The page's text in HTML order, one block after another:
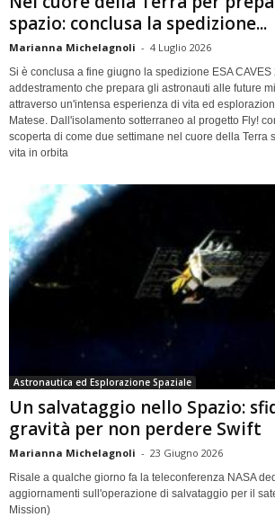
spazio: conclusa la spedizione...
Marianna Michelagnoli - 4 Luglio 2026
Si è conclusa a fine giugno la spedizione ESA
addestramento che prepara gli astronauti alle future
attraverso un'intensa esperienza di vita ed
Matese. Dall'isolamento sotterraneo al progetto Fly!
scoperta di come due settimane nel cuore della Terra
vita in orbita
Astronautica ed Esplorazione Spaziale
Un salvataggio nello Spazio:
gravità per non perdere Swift
Marianna Michelagnoli - 23 Giugno 2026
Risale a qualche giorno fa la teleconferenza NASA
aggiornamenti sull'operazione di salvataggio per il
Mission)